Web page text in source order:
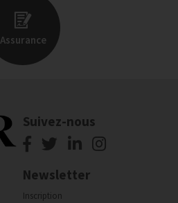
Assurance
Suivez-nous
Newsletter
Inscription